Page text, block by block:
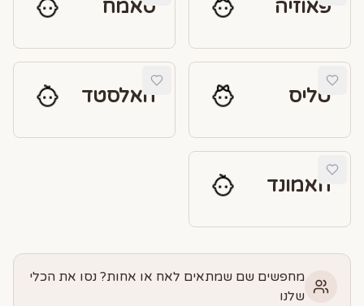
פאוזיה סאמח
טליס האלסטד
חאמונד
מחפשים שם שמתאים לאח או אחות? נסו את הכלי
שלנו